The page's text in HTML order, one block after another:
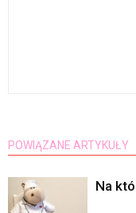
POWIĄZANE ARTYKUŁY
Na